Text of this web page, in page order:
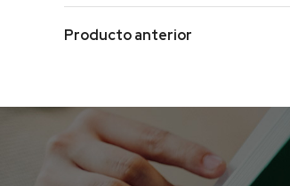
Producto anterior